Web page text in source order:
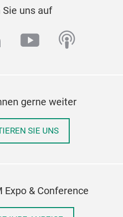
Sie uns auf
youtube
gerne weiter
SIE UNS
Expo & Conference